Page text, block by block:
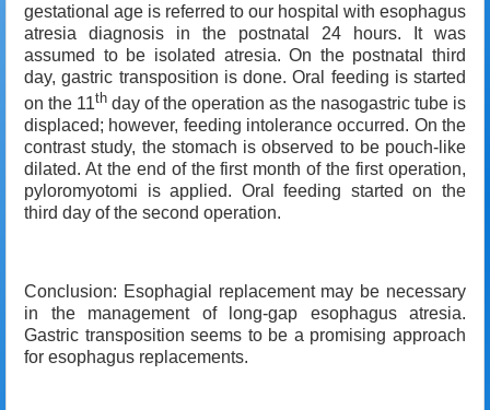
gestational age is referred to our hospital with esophagus
atresia diagnosis in the postnatal 24 hours. It was
assumed to be isolated atresia. On the postnatal third
day, gastric transposition is done. Oral feeding is started
on the 11th day of the operation as the nasogastric tube is
displaced; however, feeding intolerance occurred. On the
contrast study, the stomach is observed to be pouch-like
dilated. At the end of the first month of the first operation,
pyloromyotomi is applied. Oral feeding started on the
third day of the second operation.
Conclusion: Esophagial replacement may be necessary
in the management of long-gap esophagus atresia.
Gastric transposition seems to be a promising approach
for esophagus replacements.